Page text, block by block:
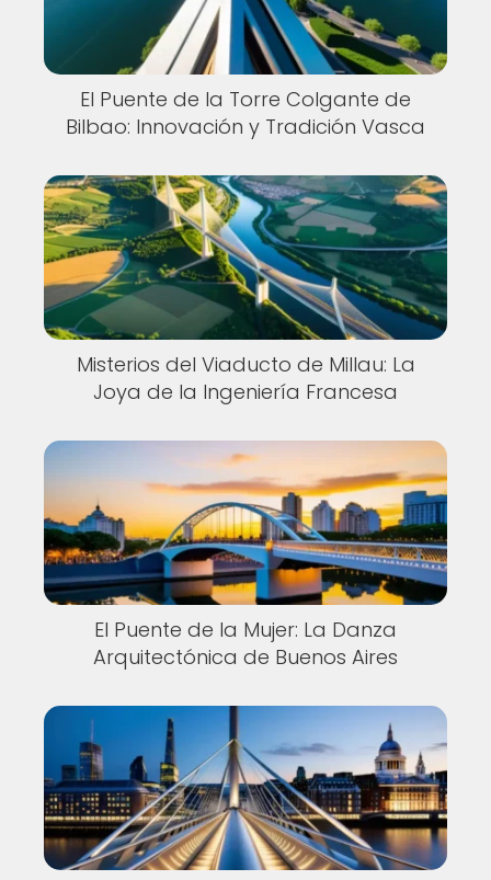
El Puente de la Torre Colgante de
Bilbao: Innovación y Tradición Vasca
Misterios del Viaducto de Millau: La
Joya de la Ingeniería Francesa
El Puente de la Mujer: La Danza
Arquitectónica de Buenos Aires